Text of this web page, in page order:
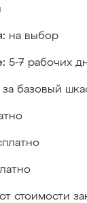
на выбор
5-7 рабочих
за базовый
стоимости